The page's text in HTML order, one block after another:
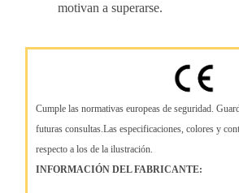
motivan a superarse.
Cumple las normativas europeas de seguridad.
futuras consultas.Las especificaciones, colores y
respecto a los de la ilustración.
INFORMACIÓN DEL FABRICANTE: